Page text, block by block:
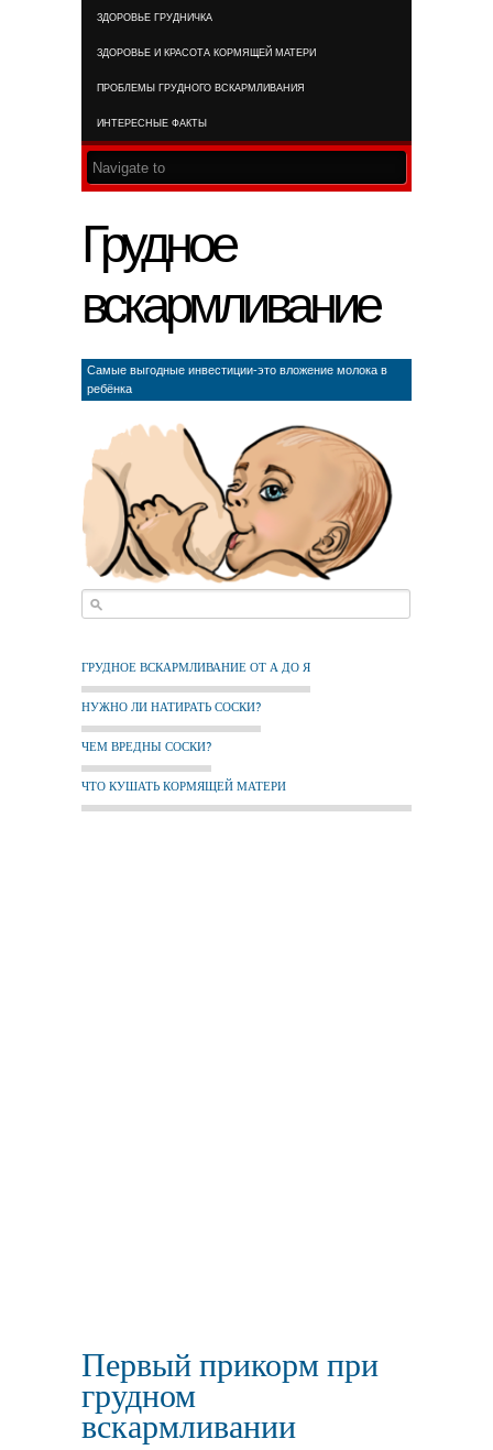
ЗДОРОВЬЕ ГРУДНИЧКА
ЗДОРОВЬЕ И КРАСОТА КОРМЯЩЕЙ МАТЕРИ
ПРОБЛЕМЫ ГРУДНОГО ВСКАРМЛИВАНИЯ
ИНТЕРЕСНЫЕ ФАКТЫ
Грудное
вскармливание
Самые выгодные инвестиции-это вложение молока в
ребёнка
ГРУДНОЕ ВСКАРМЛИВАНИЕ ОТ А ДО Я
НУЖНО ЛИ НАТИРАТЬ СОСКИ?
ЧЕМ ВРЕДНЫ СОСКИ?
ЧТО КУШАТЬ КОРМЯЩЕЙ МАТЕРИ
Первый прикорм при
грудном
вскармливании